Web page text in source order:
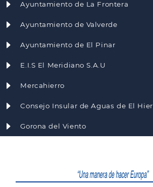
Ayuntamiento de La Frontera
Ayuntamiento de Valverde
Ayuntamiento de El Pinar
E.I.S El Meridiano S.A.U
Mercahierro
Consejo Insular de Aguas de El
Gorona del Viento